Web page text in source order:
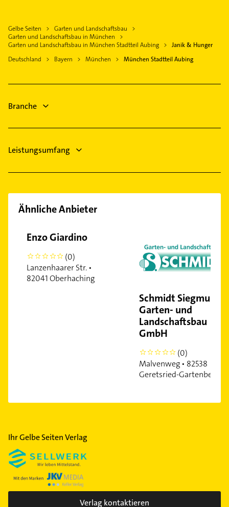
Haidhausen
Harlaching
Hasenbergl
Lochhausen
Nymphenburg
Obermenzing
Perlach
Schwabing-West
Sendling-Westpark
Solln
Gilching
Emmering Kreis Fürstenfeldbruck
Dachau
Sanitärinstallation
Lüftungsanlagen
Klempner
Gasinstallateur
Sanitärinstallation
Heizungsbauer
Gelbe Seiten
Garten und Landschaftsbau
Garten und Landschaftsbau in München
Garten und Landschaftsbau in München Stadtteil Aubing
Janik & Hunger
Deutschland
Bayern München München Stadtteil Aubing
Branche
Leistungsumfang
Ähnliche Anbieter
Enzo Giardino
0
(0)
Lanzenhaarer Str. •
82041 Oberhaching
Schmidt Siegmund
Garten- und
Landschaftsbau
GmbH
0
(0)
Malvenweg • 82538
Geretsried-Gartenberg
Ihr Gelbe Seiten Verlag
Verlag kontaktieren